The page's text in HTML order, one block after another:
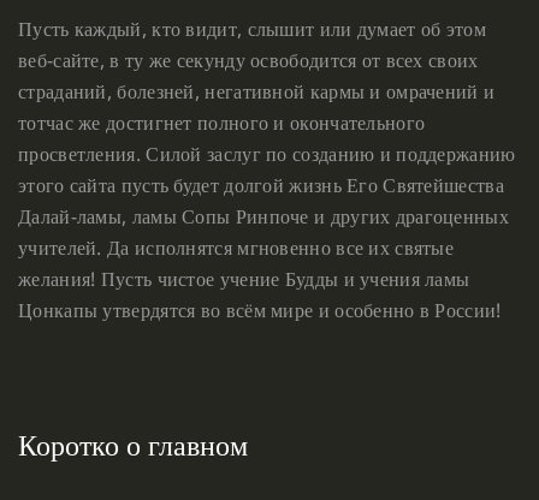
Пусть каждый, кто видит, слышит или думает об этом
веб-сайте, в ту же секунду освободится от всех своих
страданий, болезней, негативной кармы и омрачений и
тотчас же достигнет полного и окончательного
просветления. Силой заслуг по созданию и поддержанию
этого сайта пусть будет долгой жизнь Его Святейшества
Далай-ламы, ламы Сопы Ринпоче и других драгоценных
учителей. Да исполнятся мгновенно все их святые
желания! Пусть чистое учение Будды и учения ламы
Цонкапы утвердятся во всём мире и особенно в России!
Коротко о главном